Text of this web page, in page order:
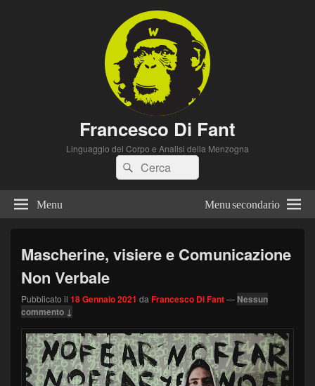
Francesco Di Fant
Linguaggio del Corpo e Analisi della Menzogna
Cerca:Cerca
Menu Menu secondario
Mascherine, visiere e Comunicazione
Non Verbale
Pubblicato il 18 Gennaio 2021 da Francesco Di Fant— Nessun
commento ↓